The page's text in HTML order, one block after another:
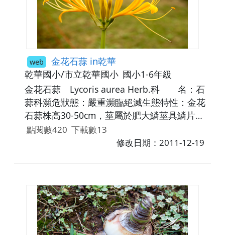
web 金花石蒜 in乾華
乾華國小/市立乾華國小 國小1-6年級
金花石蒜 Lycoris aurea Herb.科 名：石
蒜科瀕危狀態：嚴重瀕臨絕滅生態特性：金花
石蒜株高30-50cm，莖屬於肥大鱗莖具鱗片，
葉成劍形，花梗長，花形大且色彩艷麗。花為
頂生數朵小花，花瓣向外反捲，果實屬於蒴
點閱數420 下載數13
修改日期：2011-12-19